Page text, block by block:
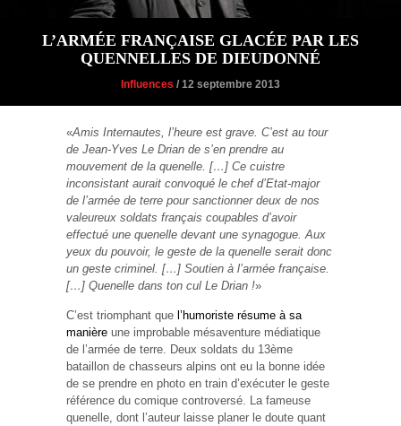
L’ARMÉE FRANÇAISE GLACÉE PAR LES
QUENNELLES DE DIEUDONNÉ
Influences / 12 septembre 2013
«Amis Internautes, l’heure est grave. C’est au tour
de Jean-Yves Le Drian de s’en prendre au
mouvement de la quenelle. […] Ce cuistre
inconsistant aurait convoqué le chef d’Etat-major
de l’armée de terre pour sanctionner deux de nos
valeureux soldats français coupables d’avoir
effectué une quenelle devant une synagogue. Aux
yeux du pouvoir, le geste de la quenelle serait donc
un geste criminel. […] Soutien à l’armée française.
[…] Quenelle dans ton cul Le Drian !»
C’est triomphant que l’humoriste résume à sa
manière une improbable mésaventure médiatique
de l’armée de terre. Deux soldats du 13ème
bataillon de chasseurs alpins ont eu la bonne idée
de se prendre en photo en train d’exécuter le geste
référence du comique controversé. La fameuse
quenelle, dont l’auteur laisse planer le doute quant